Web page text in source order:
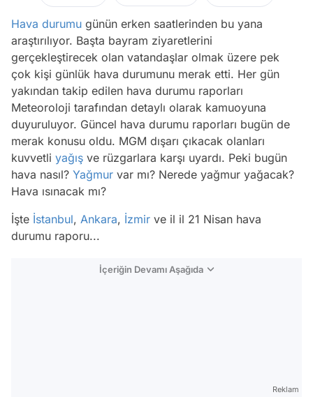
Hava durumu günün erken saatlerinden bu yana
araştırılıyor. Başta bayram ziyaretlerini
gerçekleştirecek olan vatandaşlar olmak üzere pek
çok kişi günlük hava durumunu merak etti. Her gün
yakından takip edilen hava durumu raporları
Meteoroloji tarafından detaylı olarak kamuoyuna
duyuruluyor. Güncel hava durumu raporları bugün de
merak konusu oldu. MGM dışarı çıkacak olanları
kuvvetli yağış ve rüzgarlara karşı uyardı. Peki bugün
hava nasıl? Yağmur var mı? Nerede yağmur yağacak?
Hava ısınacak mı?
İşte İstanbul, Ankara, İzmir ve il il 21 Nisan hava
durumu raporu...
İçeriğin Devamı Aşağıda
Reklam